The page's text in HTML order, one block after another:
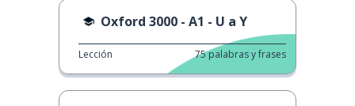
Oxford 3000 - A1 - U a Y
Lección 75palabras y frases